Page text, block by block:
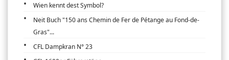
Wien kennt dest Symbol?
Neit Buch "150 ans Chemin de Fer de Pétange au Fond-de-
Gras"...
CFL Dampkran N° 23